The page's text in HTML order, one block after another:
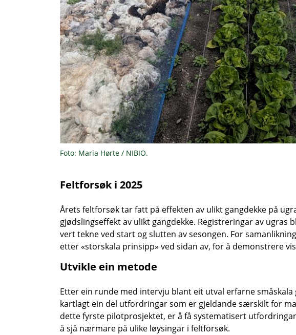
Foto: Maria Hørte / NIBIO.
Feltforsøk i 2025
Årets feltforsøk tar fatt på effekten av ulikt gangdekke på
gjødslingseffekt av ulikt gangdekke. Registreringar av ugras
vert tekne ved start og slutten av sesongen. For
etter «storskala prinsipp» ved sidan av, for å demonstrere
Utvikle ein metode
Etter ein runde med intervju blant eit utval erfarne
kartlagt ein del utfordringar som er gjeldande særskilt for
dette fyrste pilotprosjektet, er å få systematisert
å sjå nærmare på ulike løysingar i feltforsøk.